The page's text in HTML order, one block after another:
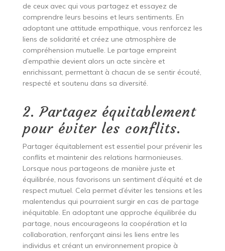
de ceux avec qui vous partagez et essayez de
comprendre leurs besoins et leurs sentiments. En
adoptant une attitude empathique, vous renforcez les
liens de solidarité et créez une atmosphère de
compréhension mutuelle. Le partage empreint
d’empathie devient alors un acte sincère et
enrichissant, permettant à chacun de se sentir écouté,
respecté et soutenu dans sa diversité.
2. Partagez équitablement
pour éviter les conflits.
Partager équitablement est essentiel pour prévenir les
conflits et maintenir des relations harmonieuses.
Lorsque nous partageons de manière juste et
équilibrée, nous favorisons un sentiment d’équité et de
respect mutuel. Cela permet d’éviter les tensions et les
malentendus qui pourraient surgir en cas de partage
inéquitable. En adoptant une approche équilibrée du
partage, nous encourageons la coopération et la
collaboration, renforçant ainsi les liens entre les
individus et créant un environnement propice à